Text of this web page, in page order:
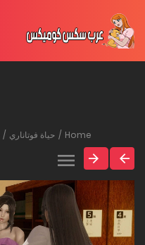
Home حياة فوتاناري